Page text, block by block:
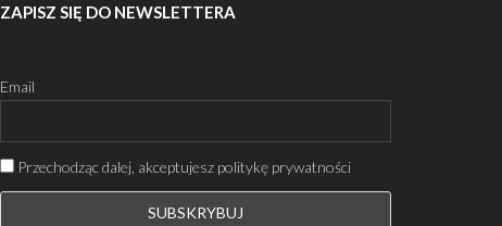
ZAPISZ SIĘ DO NEWSLETTERA
Email
Przechodząc dalej, akceptujesz politykę prywatności